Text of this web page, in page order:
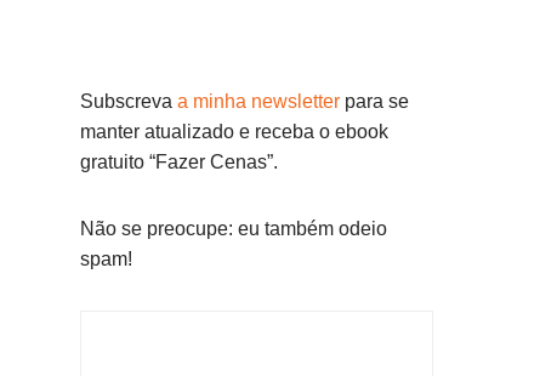
Subscreva a minha newsletter para se
manter atualizado e receba o ebook
gratuito “Fazer Cenas”.
Não se preocupe: eu também odeio
spam!